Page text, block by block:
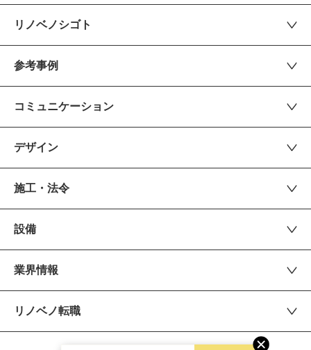
リノベノシゴト
参考事例
コミュニケーション
デザイン
施工・法令
設備
業界情報
リノベノ転職